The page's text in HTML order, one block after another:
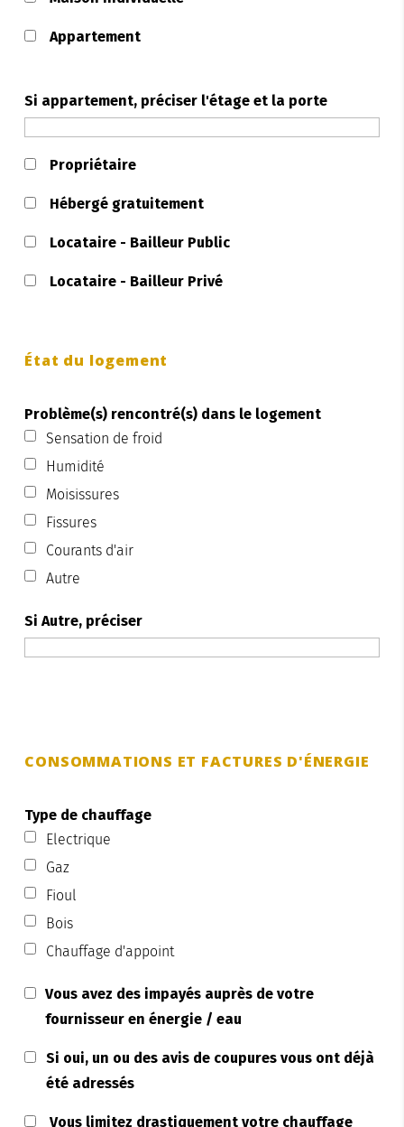
Appartement
Si appartement, préciser l'étage et la porte
Propriétaire
Hébergé gratuitement
Locataire - Bailleur Public
Locataire - Bailleur Privé
État du logement
Problème(s) rencontré(s) dans le logement
Sensation de froid
Humidité
Moisissures
Fissures
Courants d'air
Autre
Si Autre, préciser
CONSOMMATIONS ET FACTURES D'ÉNERGIE
Type de chauffage
Electrique
Gaz
Fioul
Bois
Chauffage d'appoint
Vous avez des impayés auprès de votre
fournisseur en énergie / eau
Si oui, un ou des avis de coupures vous ont déjà
été adressés
Vous limitez drastiquement votre chauffage